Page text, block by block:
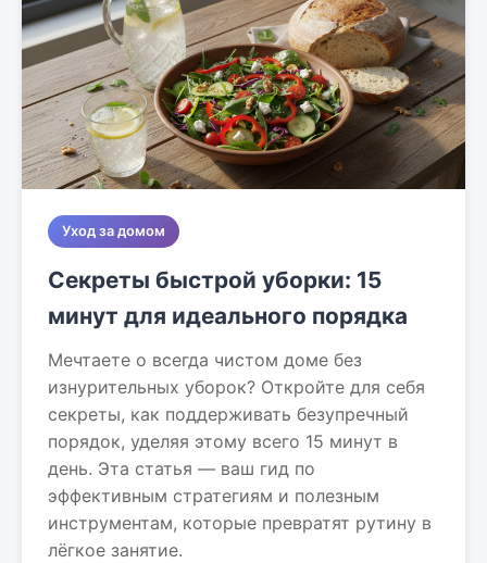
Уход за домом
Секреты быстрой уборки: 15
минут для идеального порядка
Мечтаете о всегда чистом доме без
изнурительных уборок? Откройте для себя
секреты, как поддерживать безупречный
порядок, уделяя этому всего 15 минут в
день. Эта статья — ваш гид по
эффективным стратегиям и полезным
инструментам, которые превратят рутину в
лёгкое занятие.